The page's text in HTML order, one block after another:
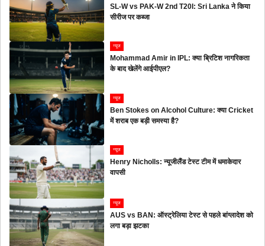
SL-W vs PAK-W 2nd T20I: Sri Lanka ने किया
सीरीज पर कब्जा
न्यूज
Mohammad Amir in IPL: क्या ब्रिटिश नागरिकता
के बाद खेलेंगे आईपीएल?
न्यूज
Ben Stokes on Alcohol Culture: क्या Cricket
में शराब एक बड़ी समस्या है?
न्यूज
Henry Nicholls: न्यूजीलैंड टेस्ट टीम में धमाकेदार
वापसी
न्यूज
AUS vs BAN: ऑस्ट्रेलिया टेस्ट से पहले बांग्लादेश को
लगा बड़ा झटका